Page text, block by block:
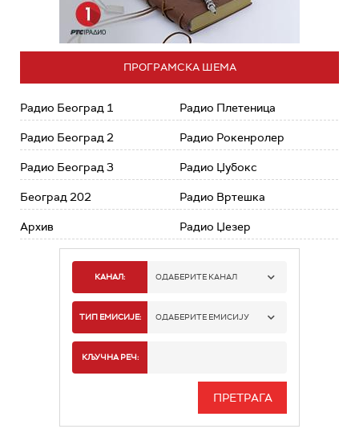
ПРОГРАМСКА ШЕМА
Радио Београд 1
Радио Београд 2
Радио Београд 3
Београд 202
Архив
Радио Плетеница
Радио Рокенролер
Радио Џубокс
Радио Вртешка
Радио Џезер
КАНАЛ: ОДАБЕРИТЕ КАНАЛ
РАДИО БЕОГРАД 1
РАДИО БЕОГРАД 3
ТИП ЕМИСИЈЕ: ОДАБЕРИТЕ ЕМИСИЈУ
КЉУЧНА РЕЧ: